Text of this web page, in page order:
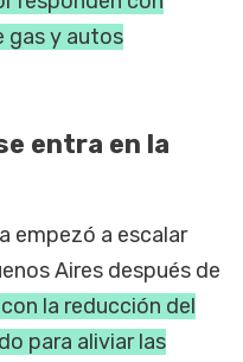
gas y autos
entra en la
empezó a escalar
Aires después de
la reducción del
para aliviar las